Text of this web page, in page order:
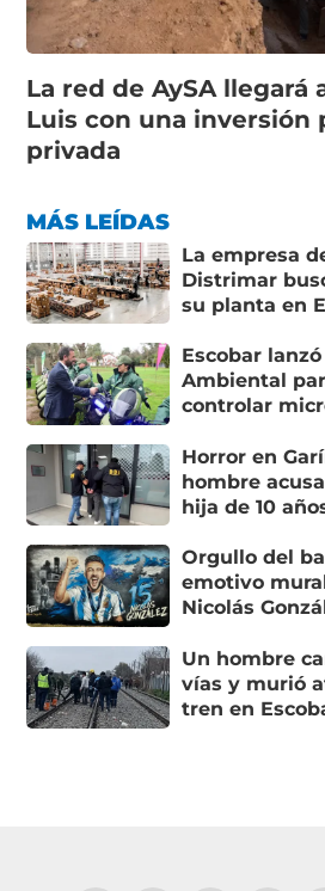
La red de AySA llegará
Luis con una inversión
privada
MÁS LEÍDAS
La empresa
Distrimar
su planta en
Escobar
Ambiental
controlar
Horror en
hombre
hija de 10
Orgullo del
emotivo
Nicolás
Un hombre
vías y murió
tren en